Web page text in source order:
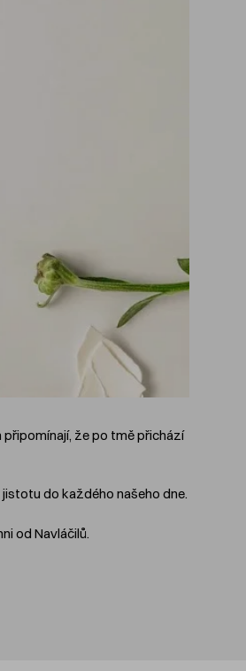
připomínají, že po tmě přichází
do každého našeho dne.
od Navláčilů.